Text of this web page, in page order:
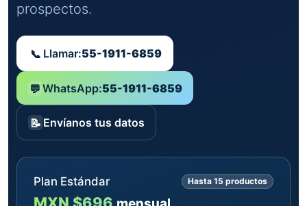
prospectos.
📞 Llamar:55-1911-6859
💬 WhatsApp:55-1911-6859
📝 Envíanos tus datos
Plan Estándar Hasta 15 productos